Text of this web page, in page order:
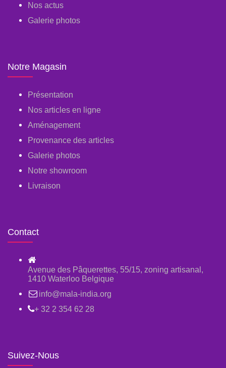
Nos actus
Galerie photos
Notre Magasin
Présentation
Nos articles en ligne
Aménagement
Provenance des articles
Galerie photos
Notre showroom
Livraison
Contact
Avenue des Pâquerettes, 55/15, zoning artisanal,
1410 Waterloo Belgique
info@mala-india.org
+ 32 2 354 62 28
Suivez-Nous